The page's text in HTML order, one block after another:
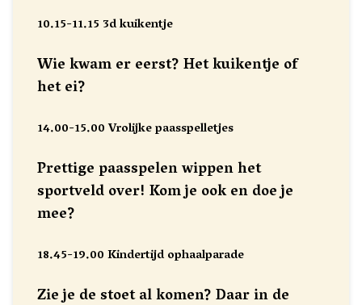
10.15-11.15 3d kuikentje
Wie kwam er eerst? Het kuikentje of
het ei?
14.00-15.00 Vrolijke paasspelletjes
Prettige paasspelen wippen het
sportveld over! Kom je ook en doe je
mee?
18.45-19.00 Kindertijd ophaalparade
Zie je de stoet al komen? Daar in de